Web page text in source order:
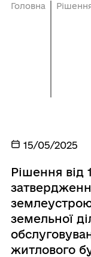
Головна
15/05/2025
Рішення від
земельної
житлового